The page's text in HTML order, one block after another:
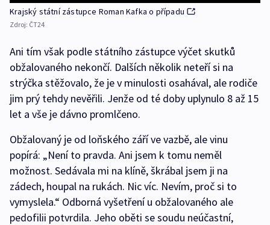
Krajský státní zástupce Roman Kafka o případu
Zdroj: ČT24
Ani tím však podle státního zástupce výčet skutků
obžalovaného nekončí. Dalších několik neteří si na
strýčka stěžovalo, že je v minulosti osahával, ale rodiče
jim prý tehdy nevěřili. Jenže od té doby uplynulo 8 až 15
let a vše je dávno promlčeno.
Obžalovaný je od loňského září ve vazbě, ale vinu
popírá: „Není to pravda. Ani jsem k tomu neměl
možnost. Sedávala mi na klíně, škrábal jsem ji na
zádech, houpal na rukách. Nic víc. Nevím, proč si to
vymyslela.“ Odborná vyšetření u obžalovaného ale
pedofilii potvrdila. Jeho oběti se soudu neúčastní,